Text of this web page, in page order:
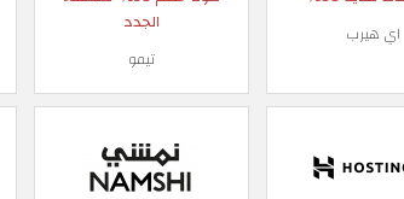
اي هيرب
الجدد
تيمو